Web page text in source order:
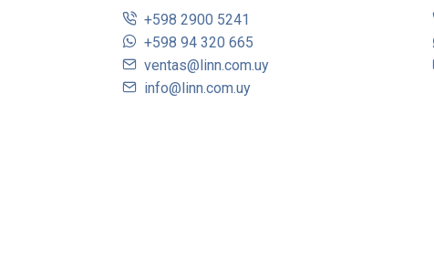
+598 2900 5241
+598 94 320 665
ventas@linn.com.uy
info@linn.com.uy